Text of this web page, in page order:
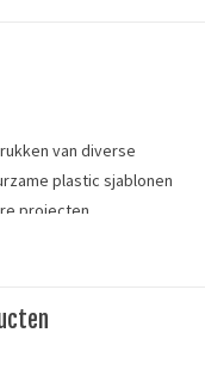
van diverse
plastic sjablonen
projecten.
prints in
templates are easy